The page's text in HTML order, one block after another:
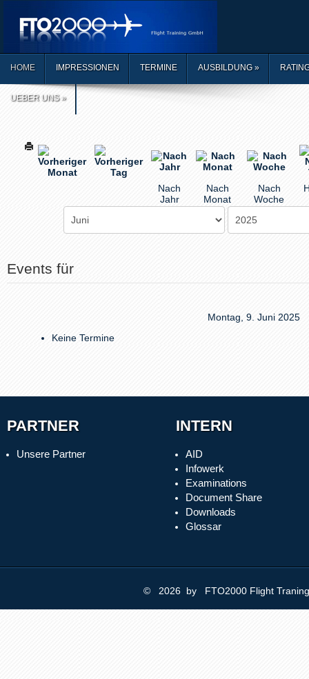
HOME IMPRESSIONEN TERMINE AUSBILDUNG»
UEBER UNS»
Nach
Jahr
Nach
Monat
Nach
Woche
Events für
Montag, 9. Juni 2025
Keine Termine
PARTNER
Unsere Partner
INTERN
AID
Infowerk
Examinations
Document Share
Downloads
Glossar
© 2026 by FTO2000 Flight